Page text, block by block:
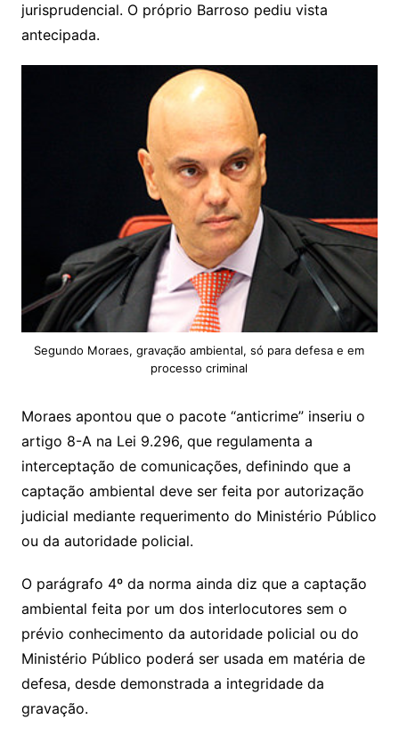
jurisprudencial. O próprio Barroso pediu vista
antecipada.
Segundo Moraes, gravação ambiental, só para defesa e em
processo criminal
Moraes apontou que o pacote “anticrime” inseriu o
artigo 8-A na Lei 9.296, que regulamenta a
interceptação de comunicações, definindo que a
captação ambiental deve ser feita por autorização
judicial mediante requerimento do Ministério Público
ou da autoridade policial.
O parágrafo 4º da norma ainda diz que a captação
ambiental feita por um dos interlocutores sem o
prévio conhecimento da autoridade policial ou do
Ministério Público poderá ser usada em matéria de
defesa, desde demonstrada a integridade da
gravação.